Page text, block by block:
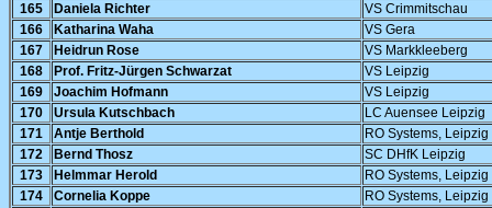
165
Daniela Richter
VS Crimmitschau
166
Katharina Waha
VS Gera
167
Heidrun Rose
VS Markkleeberg
168
Prof. Fritz-Jürgen Schwarzat
VS Leipzig
169
Joachim Hofmann
VS Leipzig
170
Ursula Kutschbach
LC Auensee Leipzig
171
Antje Berthold
RO Systems, Leipzig
172
Bernd Thosz
SC DHfK Leipzig
173
Helmmar Herold
RO Systems, Leipzig
174
Cornelia Koppe
RO Systems, Leipzig